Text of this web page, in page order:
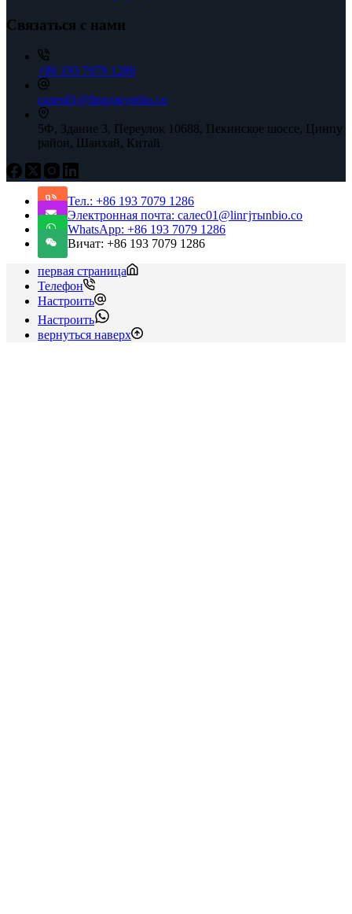
Связаться с нами
+86 193 7079 1286
сaлes01@lingджунбio.cо
5Ф, Здание 3, Переулок 10688, Пекинское шоссе, Цинпу
район, Шанхай, Китай
Тел.: +86 193 7079 1286
Электронная почта: сaлес01@linгjтыnbiо.cо
WhatsApp: +86 193 7079 1286
Вичат: +86 193 7079 1286
первая страница
Телефон
Настроить
Настроить
вернуться наверх